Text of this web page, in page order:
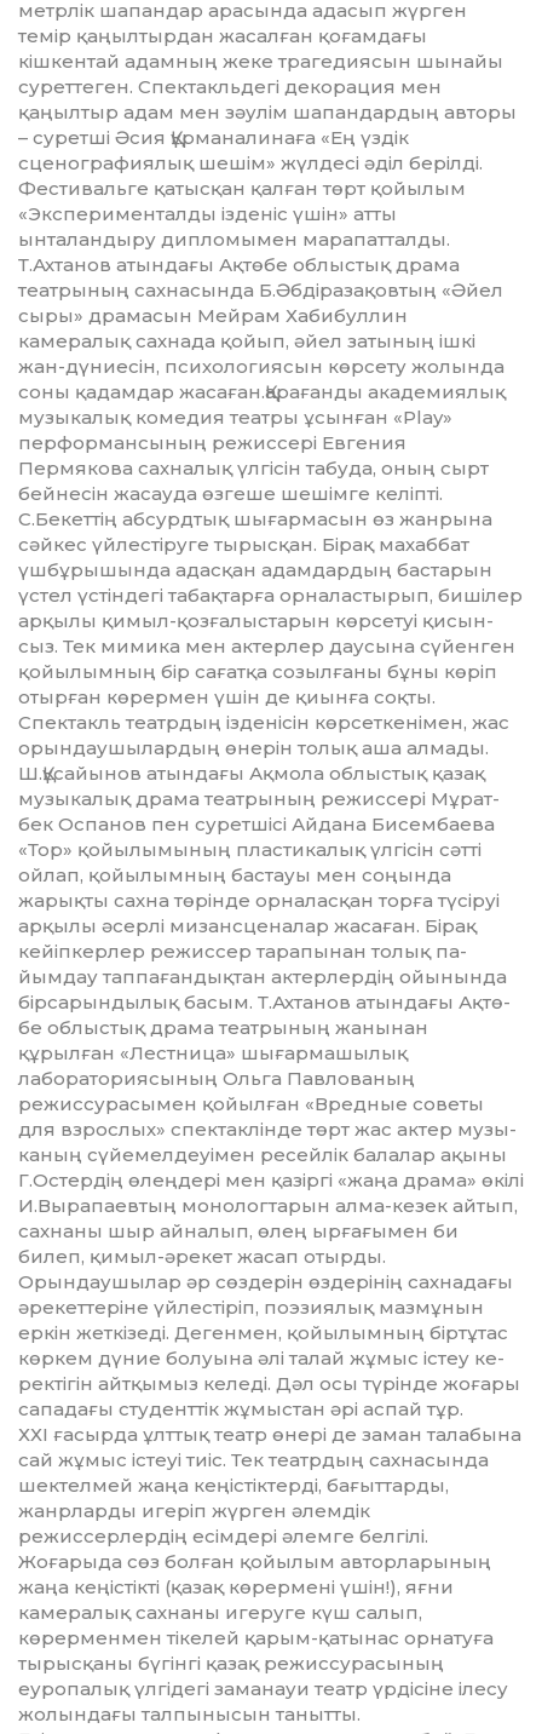
метрлік шапандар арасында адасып жүрген
темір қаңылтырдан жасалған қоғам­дағы
кішкентай адамның жеке трагедиясын шынайы
суреттеген. Спектакльдегі декорация мен
қаңылтыр адам мен зәулім шапандардың авторы
– суретші Әсия Құрманалинаға «Ең үздік
сценографиялық шешім» жүлдесі әділ берілді.
Фестивальге қатысқан қалған төрт қойылым
«Эксперименталды ізденіс үшін» атты
ынталандыру дипломымен марапатталды.
Т.Ахтанов атындағы Ақтөбе облыстық драма
театрының сахнасында Б.Әбдіразақовтың «Әйел
сыры» драмасын Мейрам Хабибуллин
камералық сахнада қо­йып, әйел затының ішкі
жан-дүниесін, психологиясын көрсету жолында
соны қадамдар жасаған.Қарағанды академиялық
музы­ка­лық комедия театры ұсынған «Play»
перформансының режис­сері Евгения
Пермякова са­хна­лық үлгісін табуда, оның сырт
бейнесін жасауда өзгеше шешімге келіпті.
С.Бекеттің абсурдтық шығармасын өз жанрына
сәйкес үйлестіруге тырысқан. Бірақ махаббат
үшбұрышында адасқан адамдардың бастарын
үстел үс­тін­дегі табақтарға орналастырып, бишілер
арқылы қимыл-қоз­ғалыстарын көрсетуі қи­­сын­­
сыз. Тек мимика мен ак­тер­лер даусына сүйенген
қойы­лымның бір сағатқа созылғаны бұны көріп
отырған көрермен үшін де қиынға соқты.
Спектакль театрдың ізденісін көрсет­кенімен, жас
орындаушылардың өнерін толық аша алмады.
Ш.Құсайынов атындағы Ақ­мола облыстық қазақ
музыкалық драма театрының режиссері Мұ­рат­
бек Оспанов пен суретшісі Айдана Бисембаева
«Тор» қойы­лы­мының пластикалық үлгісін сәтті
ойлап, қойылымның бас­тауы мен соңында
жарықты сахна төрінде орналасқан торға түсіруі
арқылы әсерлі мизансценалар жасаған. Бірақ
кейіпкерлер режиссер тарапынан толық па­
йымдау таппағандықтан актер­лер­дің ойынында
бірсарындылық басым. Т.Ахтанов атындағы Ақ­тө­
бе облыстық драма театрының жанынан
құрылған «Лестница» шығармашылық
лаборатория­сының Ольга Павлованың
режиссурасымен қойылған «Вредные советы
для взрослых» спек­­так­лінде төрт жас актер му­зы­
каның сүйемелдеуімен ре­сей­лік балалар ақыны
Г.Остер­дің өлеңдері мен қазіргі «жаңа драма» өкілі
И.Вырапаевтың монологтарын алма-кезек айтып,
сах­наны шыр айналып, өлең ырға­ғымен би
билеп, қимыл-әрекет жасап отырды.
Орындаушылар әр сөздерін өздерінің сахнадағы
әрекеттеріне үйлес­тіріп, поэзиялық мазмұнын
еркін жеткізеді. Дегенмен, қойылым­ның біртұтас
көркем дүние болуына әлі талай жұмыс істеу ке­
рек­тігін айтқымыз келеді. Дәл осы түрінде жоғары
сападағы сту­денттік жұмыстан әрі аспай тұр.
ХХІ ғасырда ұлттық театр өн­ері де заман талабына
сай жұмыс істеуі тиіс. Тек театрдың сах­насында
шектелмей жаңа кеңістіктерді, бағыттарды,
жанрларды игеріп жүрген әлемдік
режиссерлердің есімдері әлемге белгілі.
Жоғарыда сөз болған қойылым авторларының
жаңа кеңістікті (қазақ көрермені үш­ін!), яғни
камералық сахнаны игеру­ге күш салып,
көрерменмен тікелей қарым-қатынас орнатуға
тырысқаны бүгінгі қазақ режис­сурасының
еуропалық үлгідегі заманауи театр үрдісіне ілесу
жолындағы талпынысын танытты.